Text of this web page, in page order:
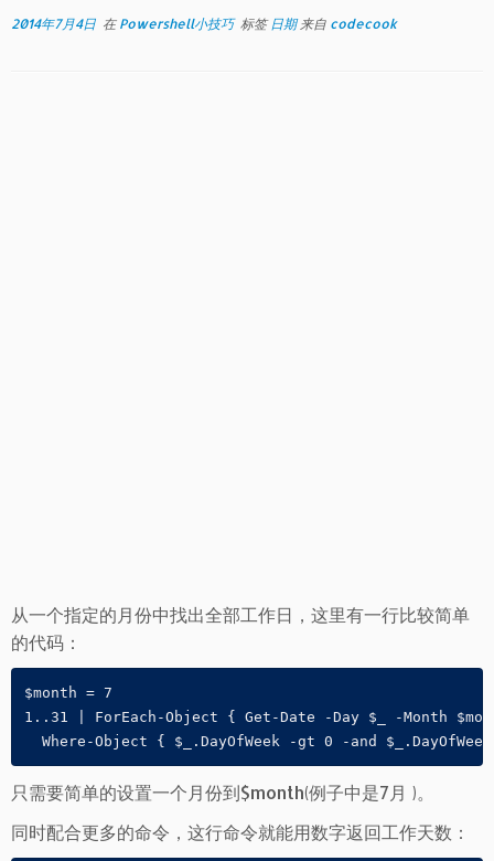
2014年7月4日 在 Powershell小技巧 标签 日期来自 codecook
从一个指定的月份中找出全部工作日，这里有一行比较简单
的代码：
$month = 7
1..31 | ForEach-Object { Get-Date -Day $_ -Month
Where-Object { $_.DayOfWeek -gt 0 -and
只需要简单的设置一个月份到$month(例子中是7月 )。
同时配合更多的命令，这行命令就能用数字返回工作天数：